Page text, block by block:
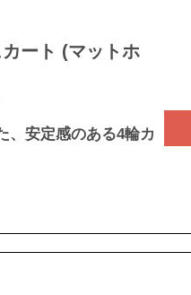
ート (マットホ
、安定感のある4輪カ